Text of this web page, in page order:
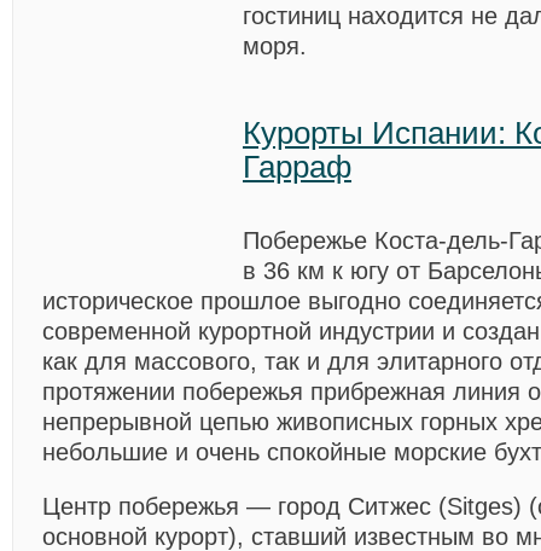
гостиниц находится не
моря.
Курорты Испании:
Гарраф
Побережье Коста-дель-
в 36 км к югу от
историческое прошлое выгодно
современной курортной индустрии и
как для массового, так и для элитарного
протяжении побережья прибрежная линия
непрерывной цепью живописных горных
небольшие и очень спокойные морские
Центр побережья — город Ситжес (Sitges)
основной курорт), ставший известным во